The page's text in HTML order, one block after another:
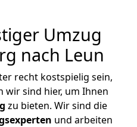
Umzug
nach Leun
recht kostspielig sein,
wir sind hier, um Ihnen
zu bieten. Wir sind die
und arbeiten